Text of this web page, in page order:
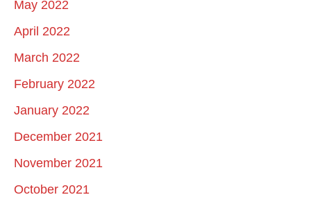
May 2022
April 2022
March 2022
February 2022
January 2022
December 2021
November 2021
October 2021